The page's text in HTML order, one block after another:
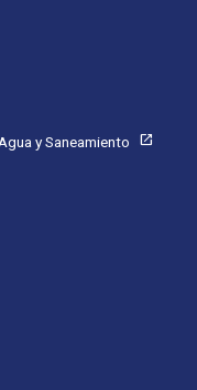
y Saneamiento open_in_new